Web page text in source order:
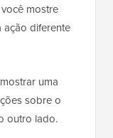
mostre
ação diferente
uma
sobre o
outro lado.